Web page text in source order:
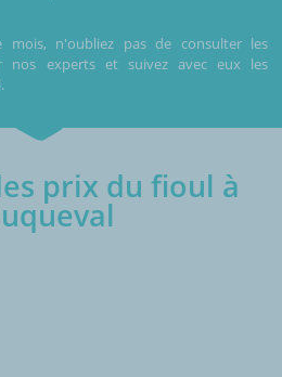
mois, n'oubliez pas de consulter les
nos experts et suivez avec eux les
prix du fioul à